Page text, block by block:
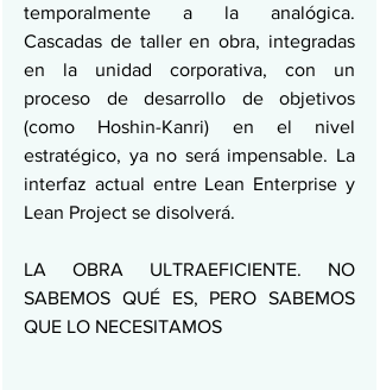
temporalmente a la analógica.
Cascadas de taller en obra, integradas
en la unidad corporativa, con un
proceso de desarrollo de objetivos
(como Hoshin-Kanri) en el nivel
estratégico, ya no será impensable. La
interfaz actual entre Lean Enterprise y
Lean Project se disolverá.
LA OBRA ULTRAEFICIENTE. NO
SABEMOS QUÉ ES, PERO SABEMOS
QUE LO NECESITAMOS